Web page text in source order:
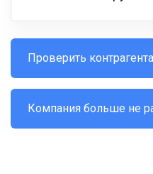
Проверить контрагента
Компания больше не